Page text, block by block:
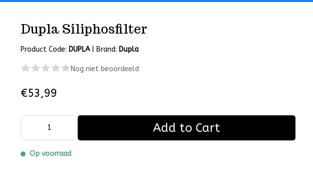
Dupla Siliphosfilter
Product Code: DUPLA Brand: Dupla
Nog niet beoordeeld
€53,99
Add to Cart
Op voorraad